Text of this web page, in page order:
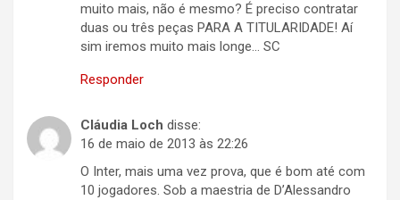
muito mais, não é mesmo? É preciso contratar
duas ou três peças PARA A TITULARIDADE! Aí
sim iremos muito mais longe… SC
Responder
Cláudia Loch disse:
16 de maio de 2013 às 22:26
O Inter, mais uma vez prova, que é bom até com
10 jogadores. Sob a maestria de D’Alessandro